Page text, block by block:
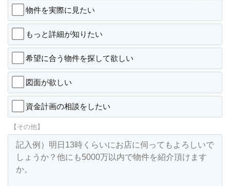
物件を実際に見たい
もっと詳細が知りたい
希望に合う物件を探して欲しい
図面が欲しい
資金計画の相談をしたい
【その他】